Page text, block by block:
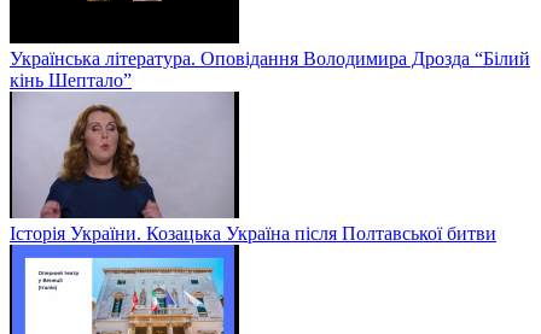
Українська література. Оповідання Володимира Дрозда “Білий
кінь Шептало”
Історія України. Козацька Україна після Полтавської битви